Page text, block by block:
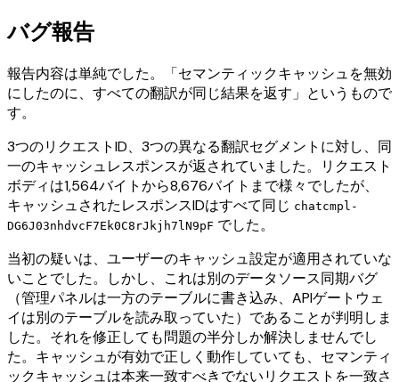
バグ報告
報告内容は単純でした。「セマンティックキャッシュを無効
にしたのに、すべての翻訳が同じ結果を返す」というもので
す。
3つのリクエストID、3つの異なる翻訳セグメントに対し、同
一のキャッシュレスポンスが返されていました。リクエスト
ボディは1,564バイトから8,676バイトまで様々でしたが、
キャッシュされたレスポンスIDはすべて同じ chatcmpl-
DG6J03nhdvcF7Ek0C8rJkjh7lN9pF でした。
当初の疑いは、ユーザーのキャッシュ設定が適用されていな
いことでした。しかし、これは別のデータソース同期バグ
（管理パネルは一方のテーブルに書き込み、APIゲートウェ
イは別のテーブルを読み取っていた）であることが判明しま
した。それを修正しても問題の半分しか解決しませんでし
た。キャッシュが有効で正しく動作していても、セマンティ
ックキャッシュは本来一致すべきでないリクエストを一致さ